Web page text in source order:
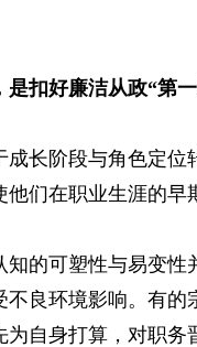
扣好廉洁从政“第
长阶段与角色定
们在职业生涯的早
知的可塑性与易变
良环境影响。有
自身打算，对职